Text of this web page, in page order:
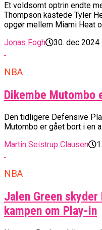
Et voldsomt optrin endte
Thompson kastede Tyler
opgør mellem Miami Heat
Jonas Fogh
30. dec 2024
NBA
Dikembe Mutombo
Den tidligere Defensive
Mutombo er gået bort i en
Martin Seistrup Clausen
NBA
Jalen Green
kampen om Play-in